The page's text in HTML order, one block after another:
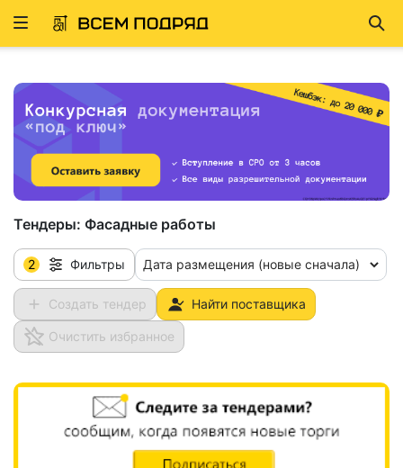
Развернуть
Тендеры: Фасадные работы
2 Фильтры Дата размещения (новые сначала)
Создать тендер Найти поставщика
Очистить избранное